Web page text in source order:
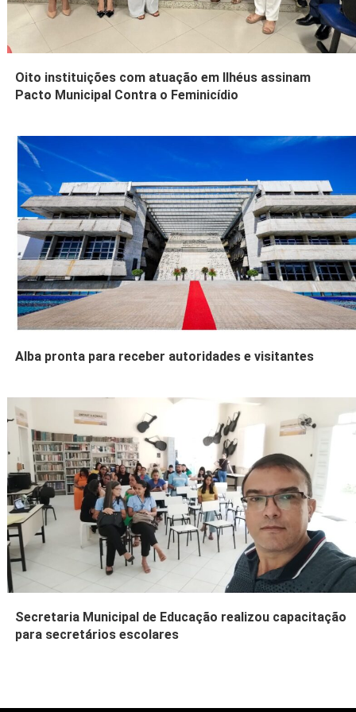
Oito instituições com atuação em Ilhéus assinam
Pacto Municipal Contra o Feminicídio
Alba pronta para receber autoridades e visitantes
Secretaria Municipal de Educação realizou capacitação
para secretários escolares